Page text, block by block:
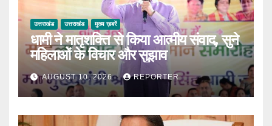
उत्तराखंड उत्तराखंड मुख्य ख़बरें
धामी ने मातृशक्ति से किया आत्मीय संवाद, सुने
महिलाओं के विचार और सुझाव
AUGUST 10, 2026 REPORTER